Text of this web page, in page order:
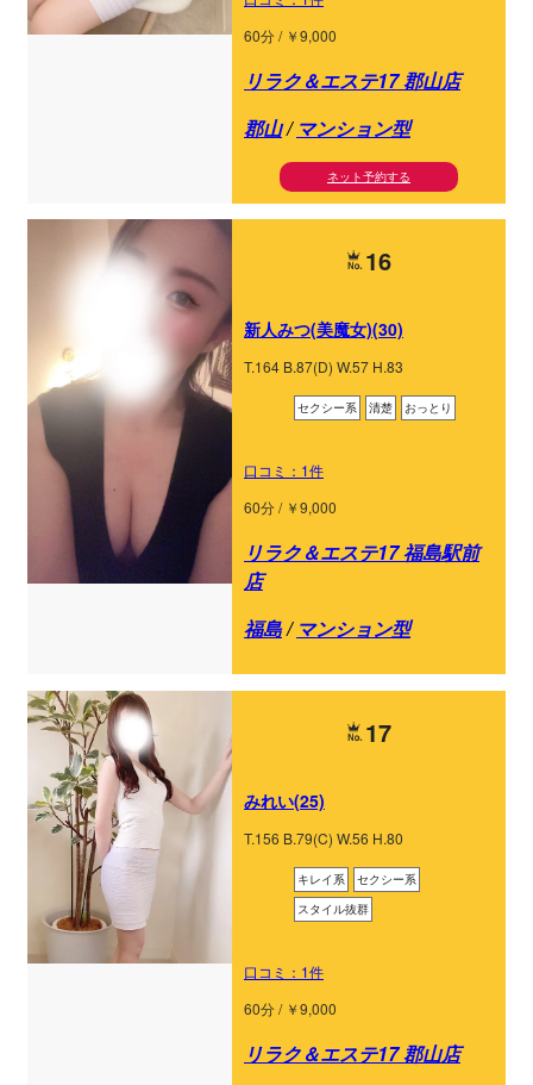
60分 / ￥9,000
リラク＆エステ17 郡山店
郡山/ マンション型
ネット予約する
16
新人みつ(美魔女)(30)
T.164 B.87(D) W.57 H.83
セクシー系 清楚 おっとり
口コミ：1件
60分 / ￥9,000
リラク＆エステ17 福島駅前
店
福島/ マンション型
17
みれい(25)
T.156 B.79(C) W.56 H.80
キレイ系
セクシー系
スタイル抜群
口コミ：1件
60分 / ￥9,000
リラク＆エステ17 郡山店